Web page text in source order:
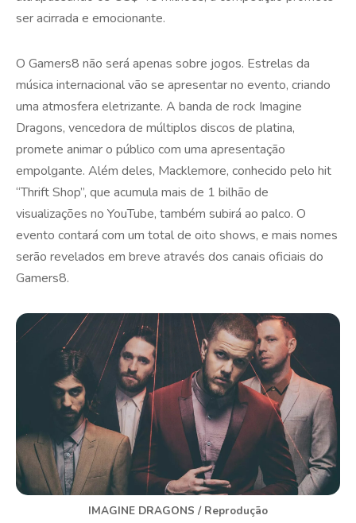
ser acirrada e emocionante.
O Gamers8 não será apenas sobre jogos. Estrelas da
música internacional vão se apresentar no evento, criando
uma atmosfera eletrizante. A banda de rock Imagine
Dragons, vencedora de múltiplos discos de platina,
promete animar o público com uma apresentação
empolgante. Além deles, Macklemore, conhecido pelo hit
“Thrift Shop”, que acumula mais de 1 bilhão de
visualizações no YouTube, também subirá ao palco. O
evento contará com um total de oito shows, e mais nomes
serão revelados em breve através dos canais oficiais do
Gamers8.
IMAGINE DRAGONS / Reprodução